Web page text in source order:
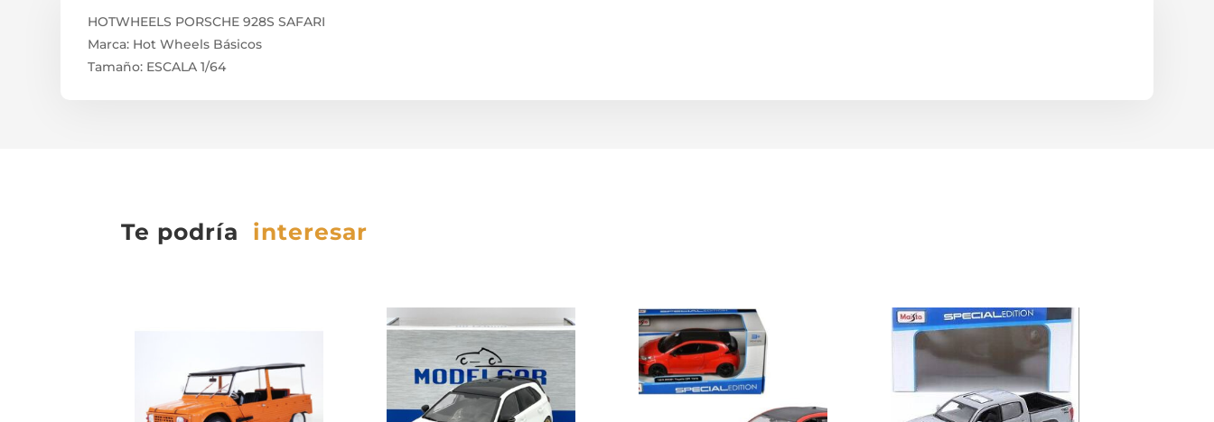
HOTWHEELS PORSCHE 928S SAFARI
Marca: Hot Wheels Básicos
Tamaño: ESCALA 1/64
Te podría interesar